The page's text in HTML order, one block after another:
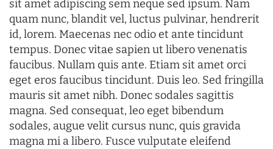
sit amet adipiscing sem neque sed ipsum. Nam
quam nunc, blandit vel, luctus pulvinar, hendrerit
id, lorem. Maecenas nec odio et ante tincidunt
tempus. Donec vitae sapien ut libero venenatis
faucibus. Nullam quis ante. Etiam sit amet orci
eget eros faucibus tincidunt. Duis leo. Sed fringilla
mauris sit amet nibh. Donec sodales sagittis
magna. Sed consequat, leo eget bibendum
sodales, augue velit cursus nunc, quis gravida
magna mi a libero. Fusce vulputate eleifend